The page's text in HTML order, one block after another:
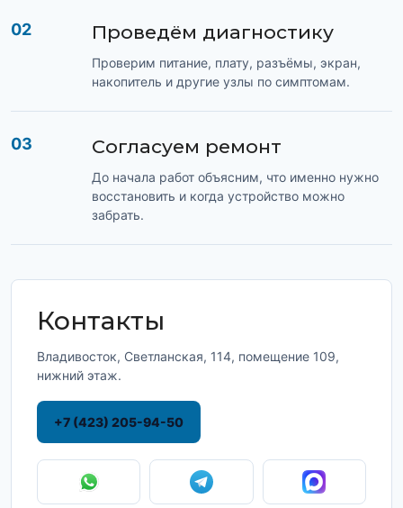
02 Проведём диагностику
Проверим питание, плату, разъёмы, экран,
накопитель и другие узлы по симптомам.
03 Согласуем ремонт
До начала работ объясним, что именно нужно
восстановить и когда устройство можно
забрать.
Контакты
Владивосток, Светланская, 114, помещение 109,
нижний этаж.
+7 (423) 205-94-50